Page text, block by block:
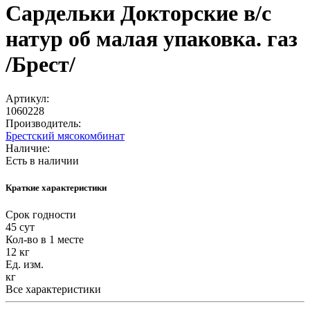
Сардельки Докторские в/с
натур об малая упаковка. газ
/Брест/
Артикул:
1060228
Производитель:
Брестский мясокомбинат
Наличие:
Есть в наличии
Краткие характеристики
Срок годности
45 сут
Кол-во в 1 месте
12 кг
Ед. изм.
кг
Все характеристики